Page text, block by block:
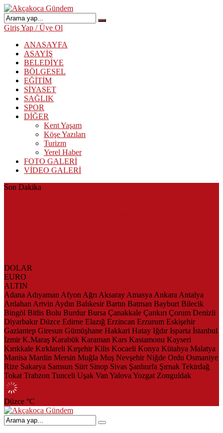
Giriş Yap / Üye Ol
ANASAYFA
ASAYİŞ
BELEDİYE
BÖLGESEL
EĞİTİM
SİYASET
SAĞLIK
SPOR
DİĞER
Kent Yaşam
Köşe Yazıları
Turizm
Yerel Haber
FOTO GALERİ
VİDEO GALERİ
Son Dakika
DOLAR
EURO
ALTIN
Adana Adıyaman Afyon Ağrı Aksaray Amasya Ankara Antalya
Ardahan Artvin Aydın Balıkesir Bartın Batman Bayburt Bilecik
Bingöl Bitlis Bolu Burdur Bursa Çanakkale Çankırı Çorum Denizli
Diyarbakır Düzce Edirne Elazığ Erzincan Erzurum Eskişehir
Gaziantep Giresun Gümüşhane Hakkari Hatay Iğdır Isparta İstanbul
İzmir K.Maraş Karabük Karaman Kars Kastamonu Kayseri
Kırıkkale Kırklareli Kırşehir Kilis Kocaeli Konya Kütahya Malatya
Manisa Mardin Mersin Muğla Muş Nevşehir Niğde Ordu Osmaniye
Rize Sakarya Samsun Siirt Sinop Sivas Şanlıurfa Şırnak Tekirdağ
Tokat Trabzon Tunceli Uşak Van Yalova Yozgat Zonguldak
Düzce °C